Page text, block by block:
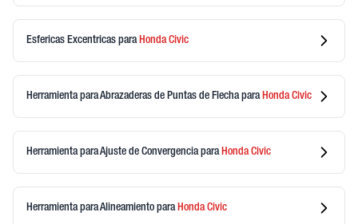
Esfericas Excentricas para HondaCivic
Herramienta para Abrazaderas de Puntas de Flechapara HondaCivic
Herramienta para Ajuste de Convergenciapara HondaCivic
Herramienta para Alineamiento para HondaCivic